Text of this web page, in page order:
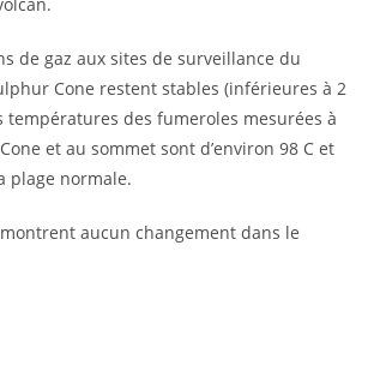
de gaz aux sites de surveillance du
Cone restent stables (inférieures à 2
températures des fumeroles mesurées à
et au sommet sont d’environ 98 C et
plage normale.
aucun changement dans le